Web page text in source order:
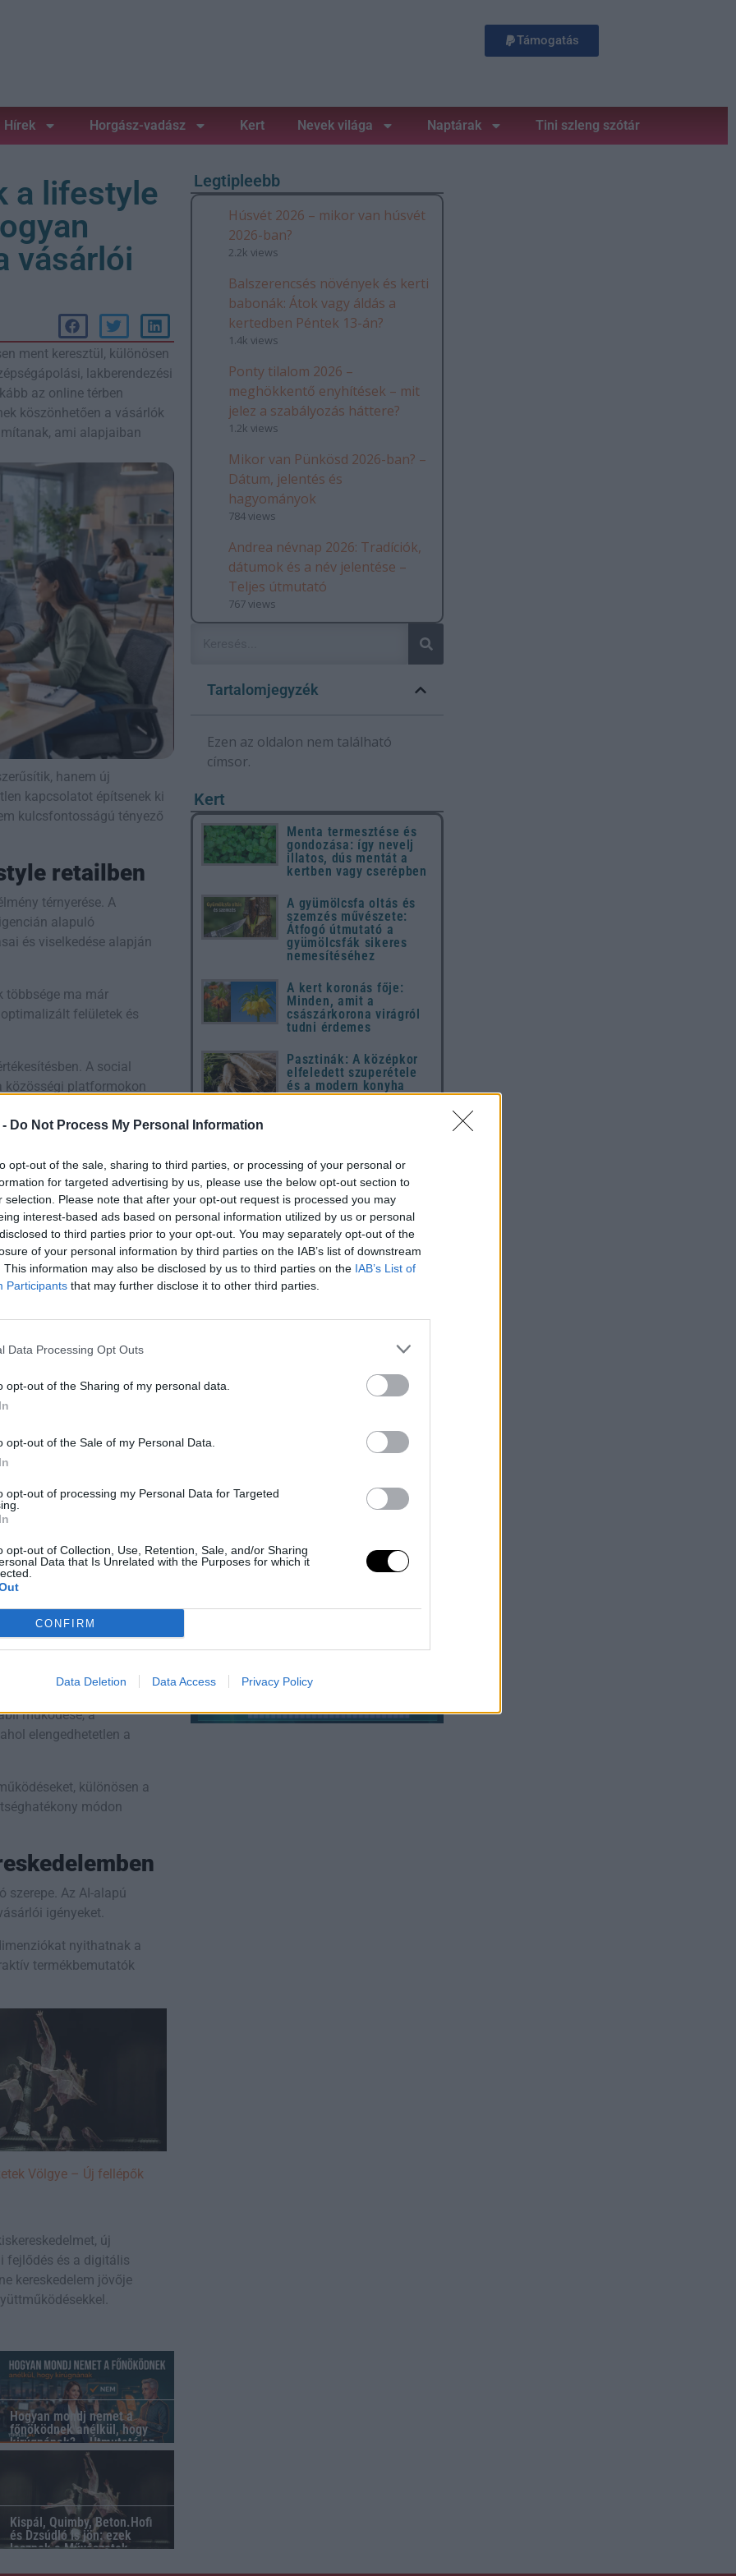
Do Not Process My Personal Information
opt-out of the sale, sharing to third parties, or processing of your personal or
for targeted advertising by us, please use the below opt-out section to
selection. Please note that after your opt-out request is processed you may
interest-based ads based on personal information utilized by us or personal
to third parties prior to your opt-out. You may separately opt-out of the
of your personal information by third parties on the IAB’s list of downstream
This information may also be disclosed by us to third parties on the IAB’s List of
Participants that may further disclose it to other third parties.
Data Processing Opt Outs
opt-out of the Sharing of my personal data.
opt-out of the Sale of my Personal Data.
opt-out of processing my Personal Data for Targeted
opt-out of Collection, Use, Retention, Sale, and/or Sharing
Data that Is Unrelated with the Purposes for which it
CONFIRM
Data Deletion Data Access Privacy Policy
Támogatás
Hírek Horgász-vadász Kert Nevek világa Naptárak Tini szleng szótár
a lifestyle
vásárlói
ment keresztül, különösen
lakberendezési
az online térben
köszönhetően a vásárlók
ami alapjaiban
hanem új
kapcsolatot építsenek ki
kulcsfontosságú tényező
retailben
térnyerése. A
alapuló
és viselkedése alapján
többsége ma már
felületek és
A social
közösségi platformokon
Az intelligens
és a logisztikai
a vásárlói élmény
bizalmat és
vállalatok
optimalizálására és
növekvő
akik képesek
Az e-commerce
töltenek be a
folyamatban. Sok vállalat
europe
lehetővé teszik, hogy a
tehetségeket.
kereskedelem
állnak, amelyek
működése, a
elengedhetetlen a
különösen a
módon
szerepe. Az AI-alapú
igényeket.
nyithatnak a
termékbemutatók
Völgye – Új fellépők
új
fejlődés és a digitális
kereskedelem jövője
Hogyan mondj nemet a
főnöködnek anélkül, hogy
kirúgnának? – Útmutató az
asszertív munkahelyi
kommunikációhoz
Kispál, Quimby, Beton.Hofi
és Dzsúdló is jön: ezek
lesznek a Művészetek
Legtipleebb
Húsvét 2026 – mikor van húsvét
2026-ban?
2.2k views
Balszerencsés növények és kerti
babonák: Átok vagy áldás a
kertedben Péntek 13-án?
1.4k views
Ponty tilalom 2026 –
meghökkentő enyhítések – mit
jelez a szabályozás háttere?
1.2k views
Mikor van Pünkösd 2026-ban? –
Dátum, jelentés és
hagyományok
784 views
Andrea névnap 2026: Tradíciók,
dátumok és a név jelentése –
Teljes útmutató
767 views
Tartalomjegyzék
Ezen az oldalon nem található
címsor.
Kert
Menta termesztése és
gondozása: így nevelj
illatos, dús mentát a
kertben vagy cserépben
A gyümölcsfa oltás és
szemzés művészete:
Átfogó útmutató a
gyümölcsfák sikeres
nemesítéséhez
A kert koronás fője:
Minden, amit a
császárkorona virágról
tudni érdemes
Pasztinák: A középkor
elfeledett szuperétele
és a modern konyha
kincse
Vetési naptár 2026, avagy mikor, mit
ültessünk?
Tippek
izzadságfolt eltávolítása
friss nyári ruhákért
Mikor kell gázszerelőt
hívni? Jelek, amiket
nem szabad figyelmen
10 dolog, amit mindenki
utál a húsvéthétfőben –
Húsvét 2026: A teljes
hagyományokhoz és
modern ünnepi
készülődéshez
1967 – 2024